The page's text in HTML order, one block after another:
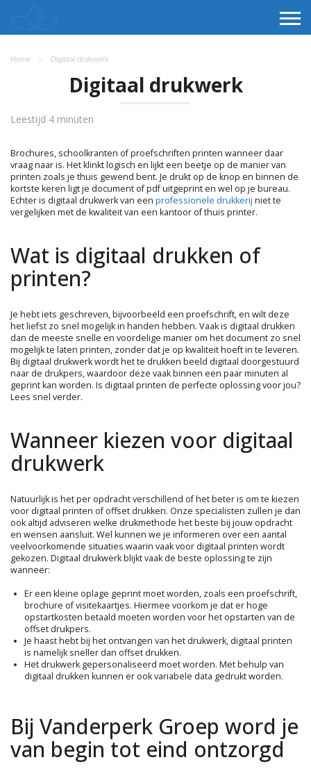
Home Digitaal drukwerk
Digitaal drukwerk
Leestijd 4 minuten
Brochures, schoolkranten of proefschriften printen wanneer daar
vraag naar is. Het klinkt logisch en lijkt een beetje op de manier van
printen zoals je thuis gewend bent. Je drukt op de knop en binnen de
kortste keren ligt je document of pdf uitgeprint en wel op je bureau.
Echter is digitaal drukwerk van een professionele drukkerij niet te
vergelijken met de kwaliteit van een kantoor of thuis printer.
Wat is digitaal drukken of
printen?
Je hebt iets geschreven, bijvoorbeeld een proefschrift, en wilt deze
het liefst zo snel mogelijk in handen hebben. Vaak is digitaal drukken
dan de meeste snelle en voordelige manier om het document zo snel
mogelijk te laten printen, zonder dat je op kwaliteit hoeft in te leveren.
Bij digitaal drukwerk wordt het te drukken beeld digitaal doorgestuurd
naar de drukpers, waardoor deze vaak binnen een paar minuten al
geprint kan worden. Is digitaal printen de perfecte oplossing voor jou?
Lees snel verder.
Wanneer kiezen voor digitaal
drukwerk
Natuurlijk is het per opdracht verschillend of het beter is om te kiezen
voor digitaal printen of offset drukken. Onze specialisten zullen je dan
ook altijd adviseren welke drukmethode het beste bij jouw opdracht
en wensen aansluit. Wel kunnen we je informeren over een aantal
veelvoorkomende situaties waarin vaak voor digitaal printen wordt
gekozen. Digitaal drukwerk blijkt vaak de beste oplossing te zijn
wanneer:
Er een kleine oplage geprint moet worden, zoals een proefschrift,
brochure of visitekaartjes. Hiermee voorkom je dat er hoge
opstartkosten betaald moeten worden voor het opstarten van de
offset drukpers.
Je haast hebt bij het ontvangen van het drukwerk, digitaal printen
is namelijk sneller dan offset drukken.
Het drukwerk gepersonaliseerd moet worden. Met behulp van
digitaal drukken kunnen er ook variabele data gedrukt worden.
Bij Vanderperk Groep word je
van begin tot eind ontzorgd